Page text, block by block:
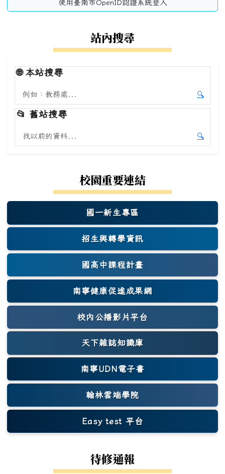
使用臺南市OpenID認證系統登入
站內搜尋
🌐本站搜尋
搜尋本站內容
🔍
開始本
📂 舊站搜尋
搜尋舊站內容
🔍
開始舊
校園重要連結
國一新生專區
(另開新視窗)
招生與轉學資訊
國高中課程計畫
南寧健康促進成果網
(另開新視窗)
校內公播影片平台
天下雜誌知識庫
(另開新視窗)
南寧UDN電子書
翰林雲端學院
Easy test 平台
(另開新視窗)
待修通報